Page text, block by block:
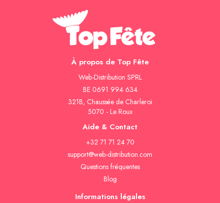
À propos de Top Fête
Web-Distribution SPRL
BE 0691 994 634
321B, Chaussée de Charleroi
5070 - Le Roux
Aide & Contact
+32 71 71 24 70
support@web-distribution.com
Questions fréquentes
Blog
Informations légales